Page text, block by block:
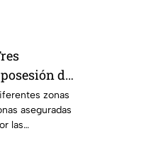
de
zonas
aseguradas
las